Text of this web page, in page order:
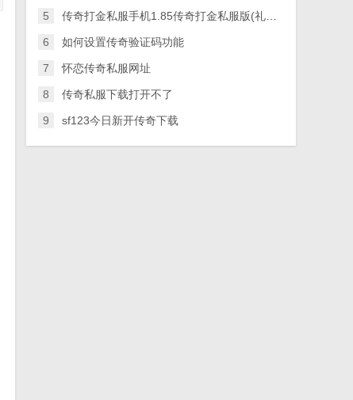
5 传奇打金私服手机1.85传奇打金私服版(礼包码)
6 如何设置传奇验证码功能
7 怀恋传奇私服网址
8 传奇私服下载打开不了
9 sf123今日新开传奇下载